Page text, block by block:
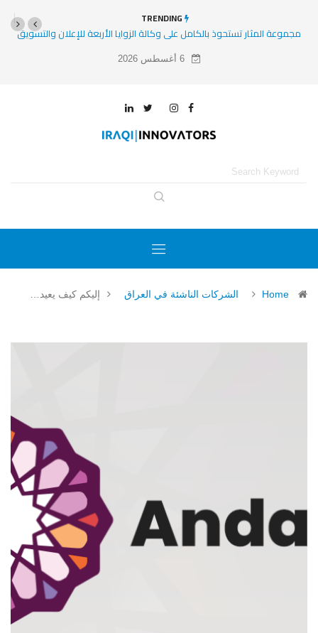
TRENDING
للإعلان والتسويق 8 مشاريع وشركات ناشئة ومتوسعة عليها الأنظار في 2025
Home الشركات الناشئة في العراق إليكم كيف يعيد…